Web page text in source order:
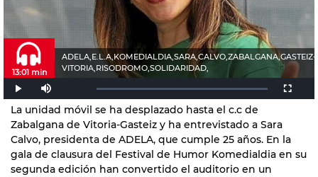
ADELA,E.L.A,KOMEDIALDIA,SARA,CALVO,ZABALGANA,GASTEIZ-
VITORIA,RISODROMO,SOLIDARIDAD,
13:01 min
La unidad móvil se ha desplazado hasta el c.c de
Zabalgana de Vitoria-Gasteiz y ha entrevistado a Sara
Calvo, presidenta de ADELA, que cumple 25 años. En la
gala de clausura del Festival de Humor Komedialdia en su
segunda edición han convertido el auditorio en un